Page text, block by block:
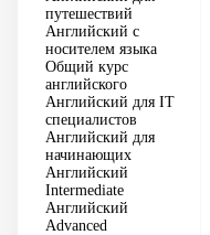
путешествий
Английский с
носителем языка
Общий курс
английского
Английский для IT
специалистов
Английский для
начинающих
Английский
Intermediate
Английский
Advanced